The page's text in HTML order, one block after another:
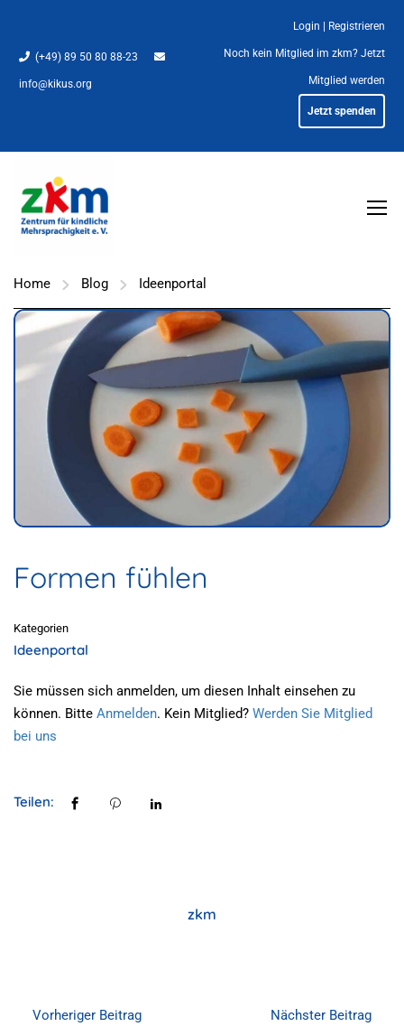
(+49) 89 50 80 88-23
info@kikus.org
Login Registrieren
Noch kein Mitglied im zkm? Jetzt
Mitglied werden
Jetzt spenden
Home Blog Ideenportal
Formen fühlen
Kategorien
Ideenportal
Sie müssen sich anmelden, um diesen Inhalt einsehen zu
können. Bitte Anmelden. Kein Mitglied? Werden Sie Mitglied
bei uns
Teilen:
zkm
Vorheriger Beitrag Nächster Beitrag